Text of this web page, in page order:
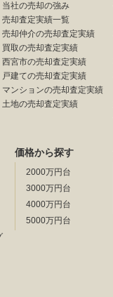
当社の売却の強み
売却査定実績一覧
売却仲介の売却査定実績
買取の売却査定実績
西宮市の売却査定実績
戸建ての売却査定実績
マンションの売却査定実績
土地の売却査定実績
価格から探す
2000万円台
3000万円台
4000万円台
5000万円台